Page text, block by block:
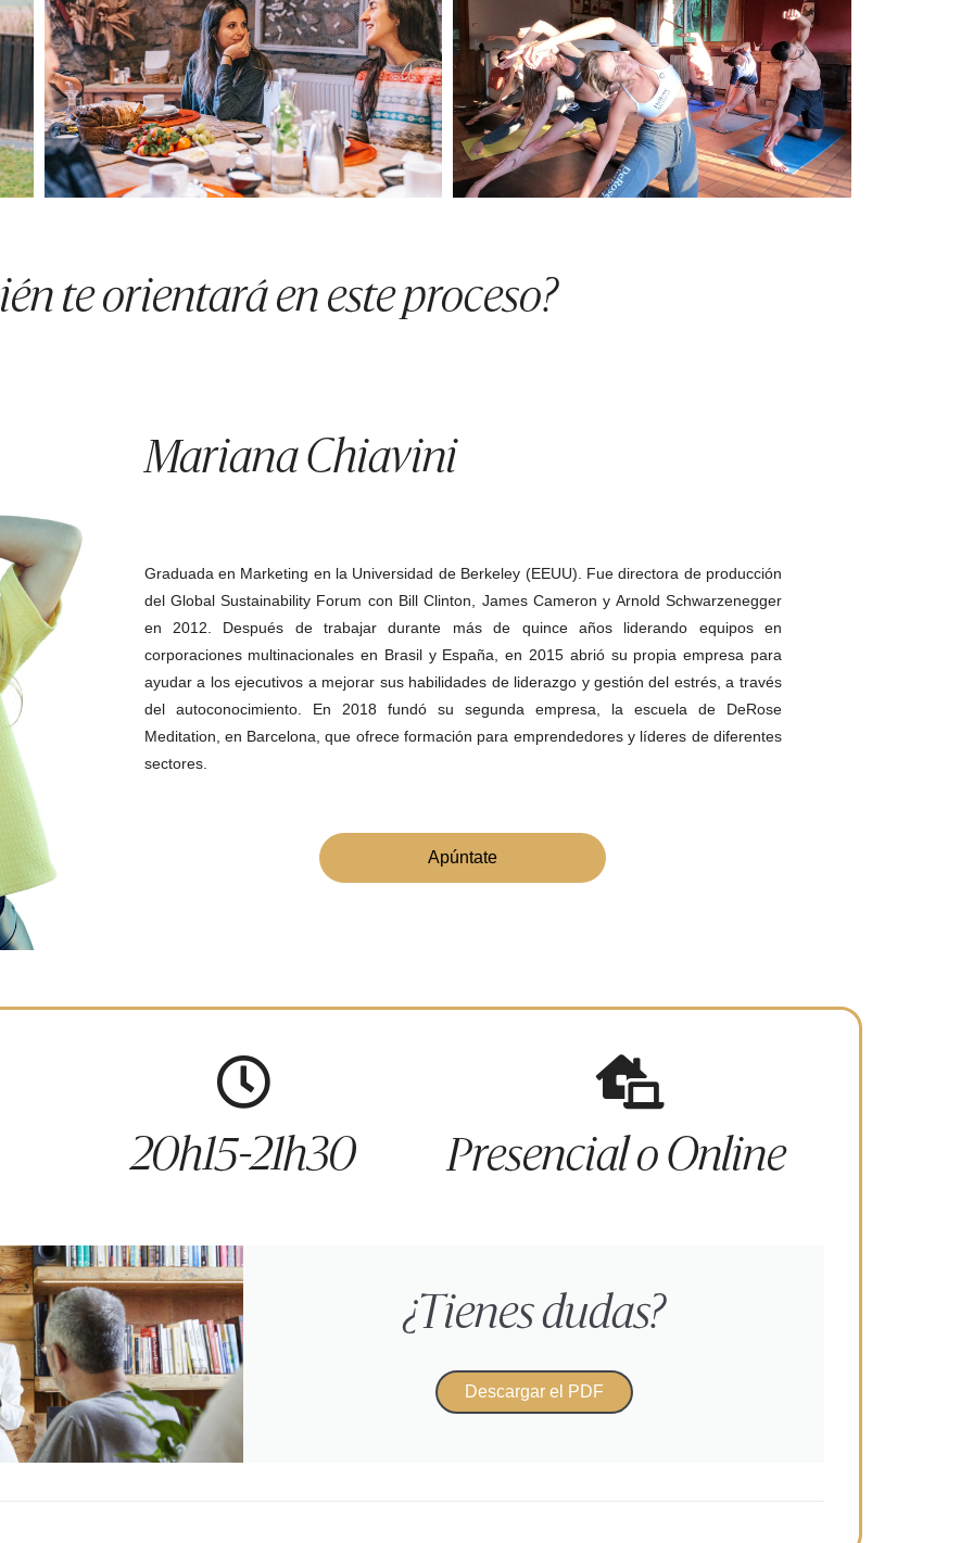
te orientará en este proceso?
Mariana Chiavini
Graduada en Marketing en la Universidad de Berkeley (EEUU). Fue directora de producción
del Global Sustainability Forum con Bill Clinton, James Cameron y Arnold Schwarzenegger
en 2012. Después de trabajar durante más de quince años liderando equipos en
corporaciones multinacionales en Brasil y España, en 2015 abrió su propia empresa para
ayudar a los ejecutivos a mejorar sus habilidades de liderazgo y gestión del estrés, a través
del autoconocimiento. En 2018 fundó su segunda empresa, la escuela de DeRose
Meditation, en Barcelona, que ofrece formación para emprendedores y líderes de diferentes
sectores.
Apúntate
20h15-21h30 Presencial o Online
¿Tienes dudas?​
Descargar el PDF